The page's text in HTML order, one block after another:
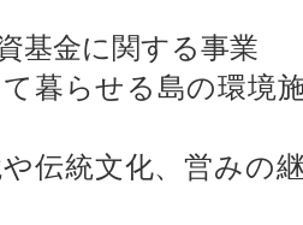
基金に関する事業
暮らせる島の環境
伝統文化、営みの